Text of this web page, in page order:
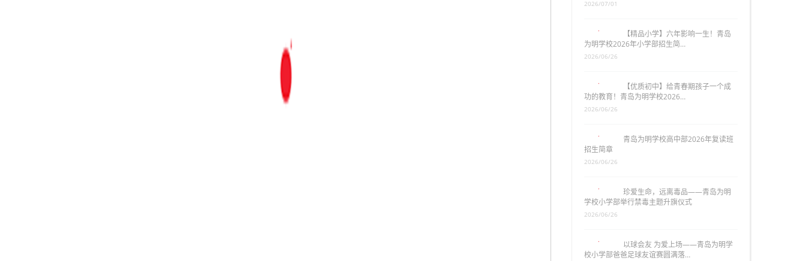
【精品小学】六年影响一生！青岛
为明学校2026年小学部招生简…
【优质初中】给青春期孩子一个成
功的教育！青岛为明学校2026…
青岛为明学校高中部2026年复读班
珍爱生命，远离毒品——青岛为明
学校小学部举行禁毒主题升旗仪式
以球会友 为爱上场——青岛为明学
校小学部爸爸足球友谊赛圆满落…